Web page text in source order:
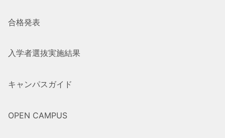
合格発表
入学者選抜実施結果
キャンパスガイド
OPEN CAMPUS